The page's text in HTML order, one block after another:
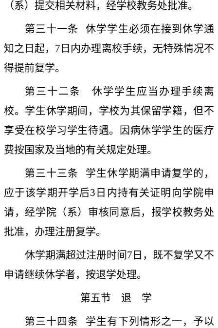
（系）提交相关材料，经学校教务处批准。
第三十一条
休学学生必须在接到休学通
知之日起， 7 日内办理离校手续，无特殊情况不
得提前复学。
第三十二条
休学学生应当办理手续离
校。学生休学期间，学校为其保留学籍，但不
享受在校学习学生待遇。因病休学学生的医疗
费按国家及当地的有关规定处理。
第三十三条
学生休学期满申请复学的，
应于该学期开学后3 日内持有关证明向学院申
请，经学院（系）审核同意后，报学校教务处
批准，办理注册复学。
休学期满超过注册时间 7 日，既不复学又不
申请继续休学者， 按退学处理。
第五节 退 学
第三十四条
学生有下列情形之一，予以